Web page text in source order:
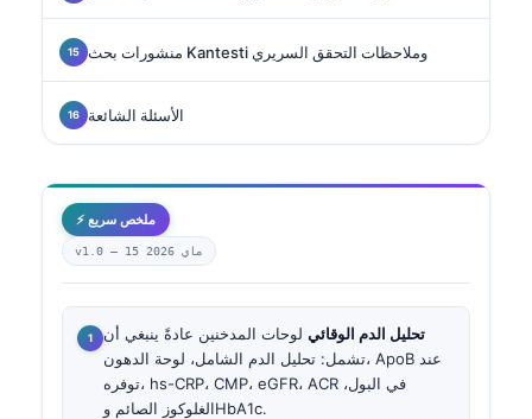
منشورات بحث Kantesti وملاحظات التحقق السريري
الأسئلة الشائعة
⚡ ملخص سريع
v1.0 — 15 ماي 2026
تحليل الدم الوقائي لوحات المدخنين عادةً ينبغي أن
تشمل: تحليل الدم الشامل، لوحة الدهون، ApoB عند
توفره، hs-CRP، CMP، eGFR، ACR في البول،
الغلوكوز الصائم وHbA1c.